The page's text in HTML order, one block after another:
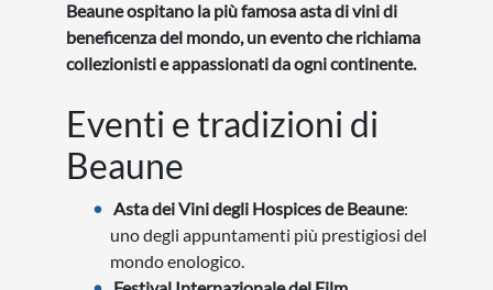
Beaune ospitano la più famosa asta di vini di
beneficenza del mondo, un evento che richiama
collezionisti e appassionati da ogni continente.
Eventi e tradizioni di
Beaune
Asta dei Vini degli Hospices de Beaune:
uno degli appuntamenti più prestigiosi del
mondo enologico.